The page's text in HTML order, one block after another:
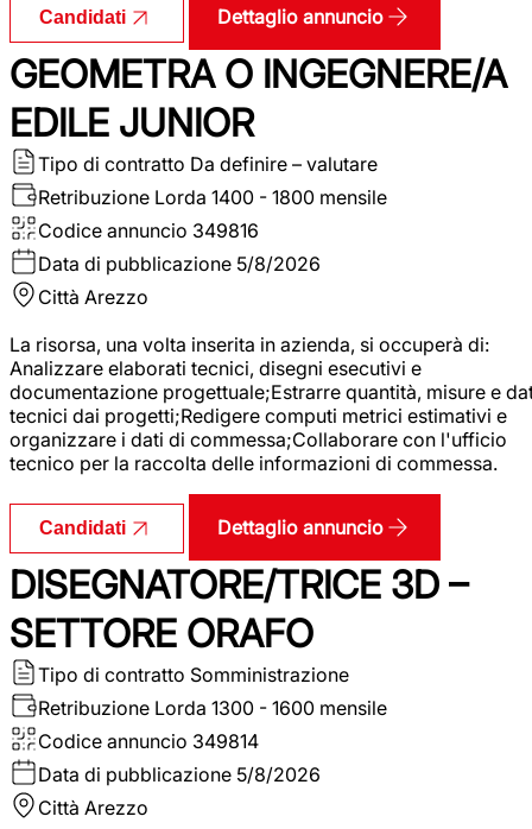
Candidati Dettaglio annuncio
GEOMETRA O INGEGNERE/A
EDILE JUNIOR
Tipo di contratto Da definire – valutare
Retribuzione Lorda 1400 - 1800 mensile
Codice annuncio 349816
Data di pubblicazione 5/8/2026
Città Arezzo
La risorsa, una volta inserita in azienda, si occuperà di:
Analizzare elaborati tecnici, disegni esecutivi e
documentazione progettuale;Estrarre quantità, misure e
tecnici dai progetti;Redigere computi metrici estimativi e
organizzare i dati di commessa;Collaborare con l'ufficio
tecnico per la raccolta delle informazioni di commessa.
Candidati Dettaglio annuncio
DISEGNATORE/TRICE 3D –
SETTORE ORAFO
Tipo di contratto Somministrazione
Retribuzione Lorda 1300 - 1600 mensile
Codice annuncio 349814
Data di pubblicazione 5/8/2026
Città Arezzo